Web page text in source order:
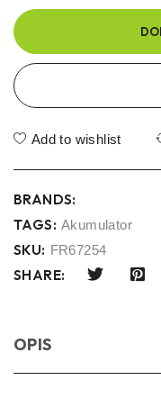
Add to wishlist
BRANDS:
TAGS: Akumulator
SKU: FR67254
SHARE:
OPIS